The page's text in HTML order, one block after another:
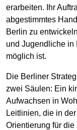
erarbeiten. Ihr
abgestimmtes
Berlin zu
und Jugendliche in
möglich ist.
Die Berliner
zwei Säulen: Ein
Aufwachsen in
Leitlinien, die in
Orientierung für